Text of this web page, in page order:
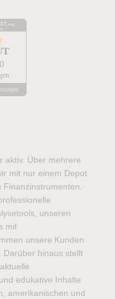
.org
aktiv. Über mehrere
mit nur einem Depot
Finanzinstrumenten.
unseren
mit
unsere Kunden
Darüber hinaus stellt
edukative Inhalte
amerikanischen und